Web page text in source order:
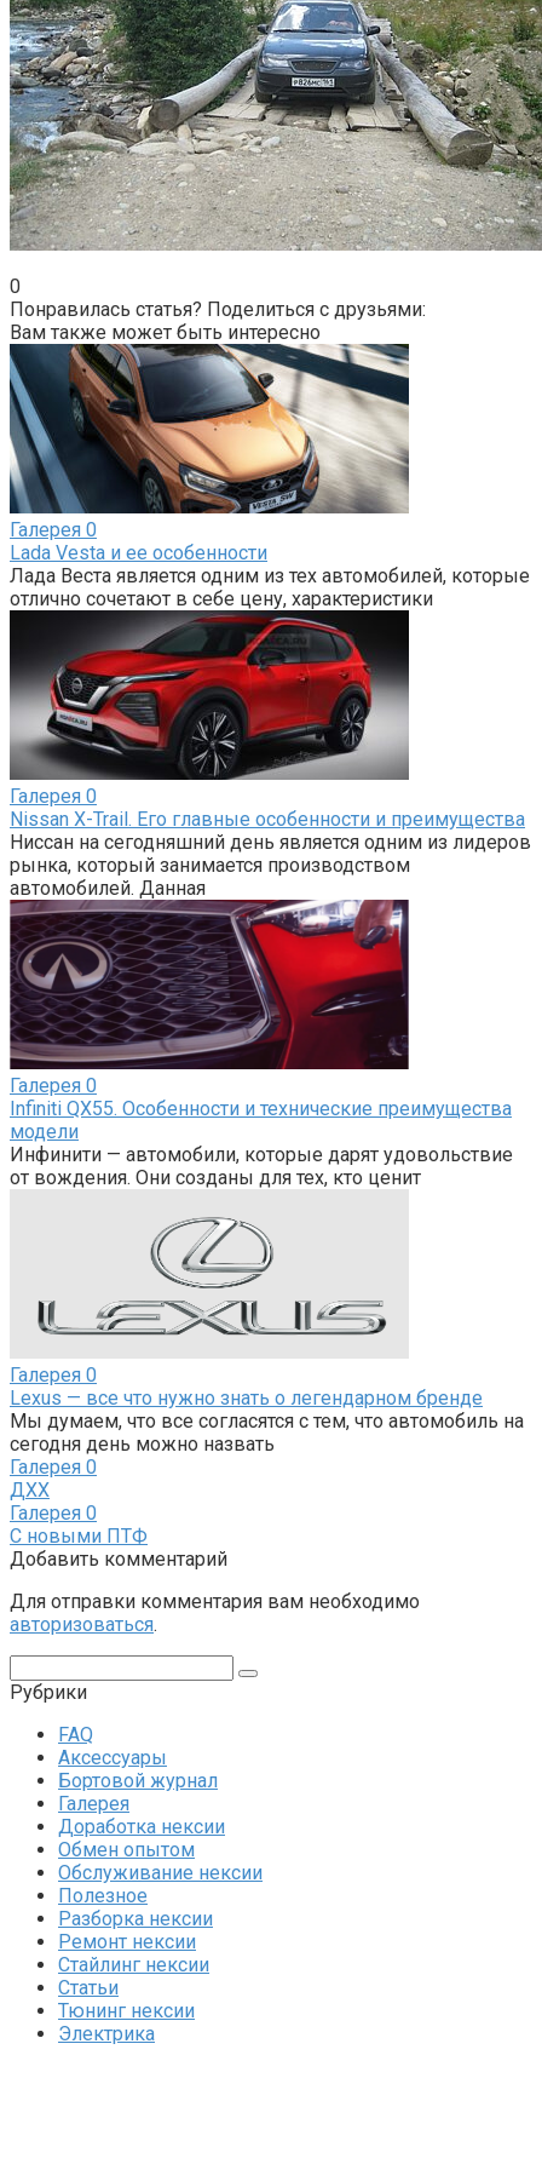
0
Понравилась статья? Поделиться с друзьями:
Вам также может быть интересно
Галерея 0
Lada Vesta и ее особенности
Лада Веста является одним из тех автомобилей, которые
отлично сочетают в себе цену, характеристики
Галерея 0
Nissan X-Trail. Его главные особенности и преимущества
Ниссан на сегодняшний день является одним из лидеров
рынка, который занимается производством
автомобилей. Данная
Галерея 0
Infiniti QX55. Особенности и технические преимущества
модели
Инфинити — автомобили, которые дарят удовольствие
от вождения. Они созданы для тех, кто ценит
Галерея 0
Lexus — все что нужно знать о легендарном бренде
Мы думаем, что все согласятся с тем, что автомобиль на
сегодня день можно назвать
Галерея 0
ДХХ
Галерея 0
С новыми ПТФ
Добавить комментарий
Для отправки комментария вам необходимо
авторизоваться.
Рубрики
FAQ
Аксессуары
Бортовой журнал
Галерея
Доработка нексии
Обмен опытом
Обслуживание нексии
Полезное
Разборка нексии
Ремонт нексии
Стайлинг нексии
Статьи
Тюнинг нексии
Электрика